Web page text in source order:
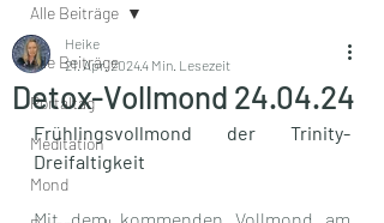
Alle Beiträge
Portaltag
Meditation
Mond
Alle Beiträge
Detox-Vollmond 24.04.24
Heike
21. Apr. 20244 Min. Lesezeit
Frühlingsvollmond der Trinity-
Dreifaltigkeit